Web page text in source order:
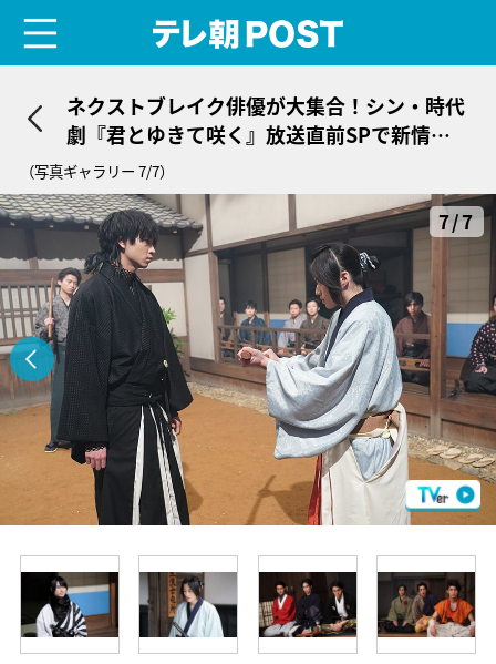
ネクストブレイク俳優が大集合！シン・時代
劇『君とゆきて咲く』放送直前SPで新情報
も発表
（写真ギャラリー 7/7）
7/7